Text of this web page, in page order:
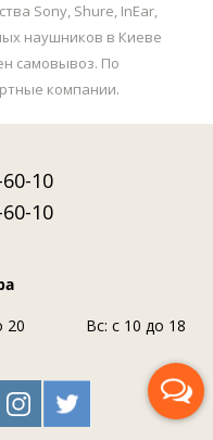
Sony, Shure, InEar,
наушников в Киеве
самовывоз. По
компании.
10
10
20
Вс: с 10 до 18
Перезвоните мне